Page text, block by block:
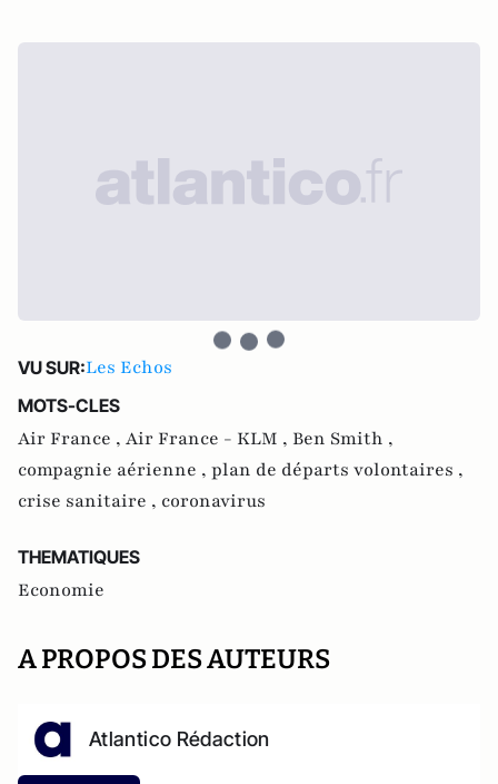
VU SUR:Les Echos
MOTS-CLES
Air France , Air France - KLM , Ben Smith ,
compagnie aérienne , plan de départs volontaires ,
crise sanitaire , coronavirus
THEMATIQUES
Economie
A PROPOS DES AUTEURS
Atlantico Rédaction